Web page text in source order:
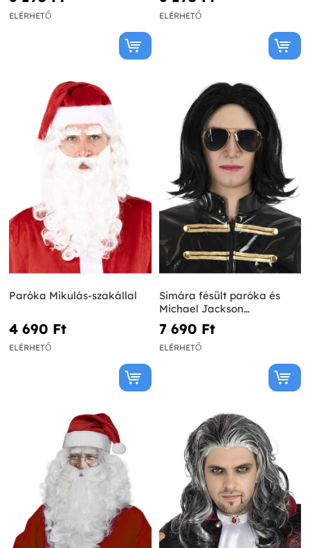
ELÉRHETŐ ELÉRHETŐ
Paróka Mikulás-szakállal
4 690 Ft‎
ELÉRHETŐ
Simára fésült paróka és
Michael Jackson
szemüvegek
7 690 Ft‎
ELÉRHETŐ